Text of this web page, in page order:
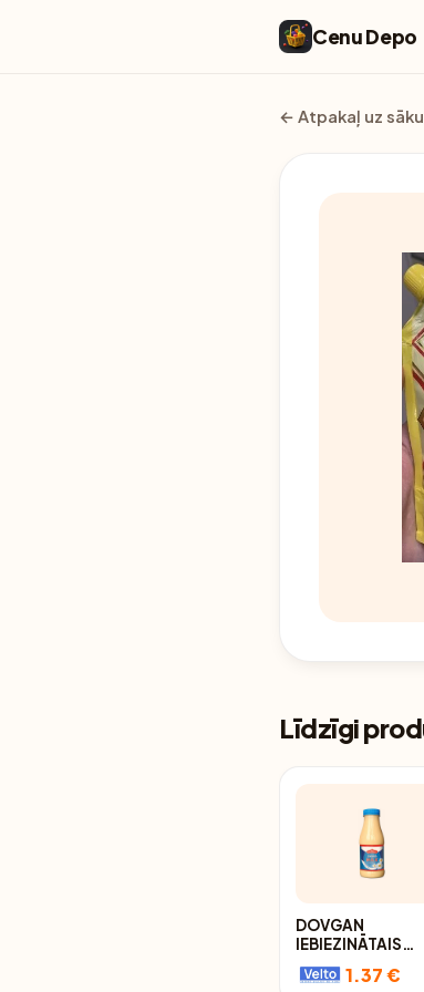
Cenu Depo
← Atpakaļ uz
Līdzīgi
DOVGAN
IEBIEZINĀTAIS
PIENS AR
PET PD 330G
1.37 €